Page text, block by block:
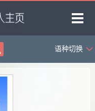
首页
语种切换